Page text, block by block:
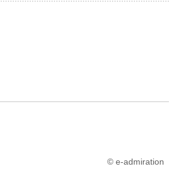
© e-admiration